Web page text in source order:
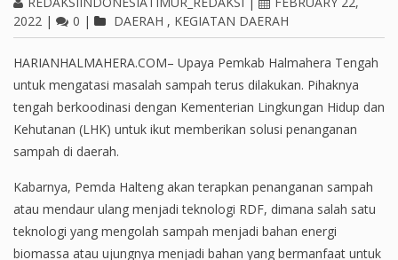
2022 | 0 | DAERAH , KEGIATAN DAERAH
HARIANHALMAHERA.COM– Upaya Pemkab Halmahera Tengah
untuk mengatasi masalah sampah terus dilakukan. Pihaknya
tengah berkoodinasi dengan Kementerian Lingkungan Hidup dan
Kehutanan (LHK) untuk ikut memberikan solusi penanganan
sampah di daerah.
Kabarnya, Pemda Halteng akan terapkan penanganan sampah
atau mendaur ulang menjadi teknologi RDF, dimana salah satu
teknologi yang mengolah sampah menjadi bahan energi
biomassa atau ujungnya menjadi bahan yang bermanfaat untuk